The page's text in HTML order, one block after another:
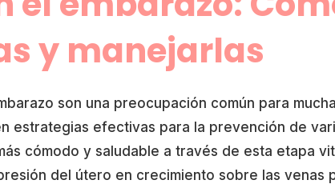
y manejarlas
son una preocupación común para
estrategias efectivas para la prevención de
cómodo y saludable a través de esta etapa
del útero en crecimiento sobre las venas